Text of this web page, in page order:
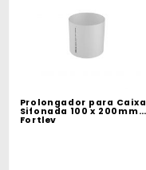
Prolongador para Caixa
Sifonada 100 x 200mm
Fortlev